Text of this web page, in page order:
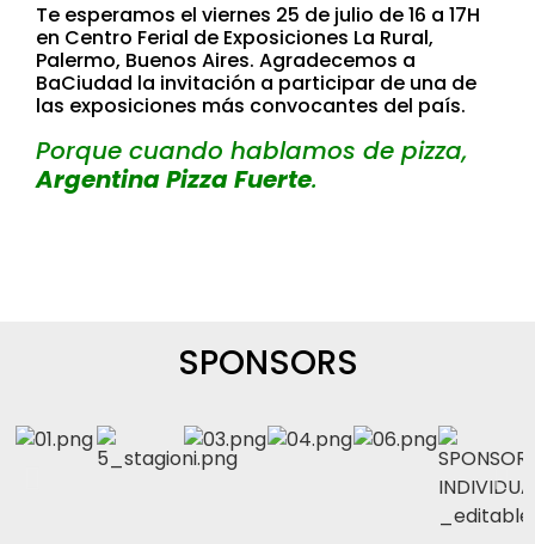
Te esperamos el viernes 25 de julio de 16 a 17H
en Centro Ferial de Exposiciones La Rural,
Palermo, Buenos Aires. Agradecemos a
BaCiudad la invitación a participar de una de
las exposiciones más convocantes del país.
Porque cuando hablamos de pizza,
Argentina Pizza Fuerte.
SPONSORS